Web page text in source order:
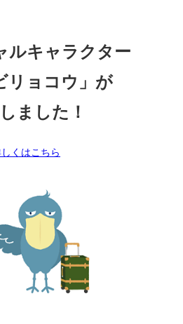
ルキャラクター
リョコウ」が
ました！
くはこちら